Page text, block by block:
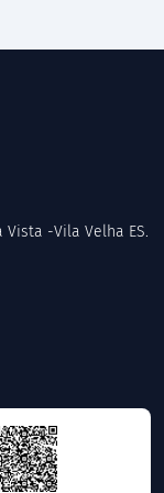
Vista -Vila Velha ES.